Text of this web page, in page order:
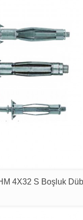
4X32 S Boşluk